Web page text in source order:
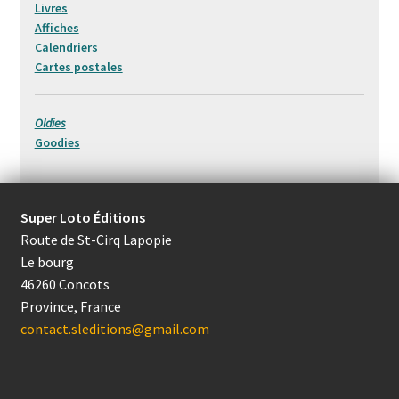
Livres
Affiches
Calendriers
Cartes postales
Oldies
Goodies
Super Loto Éditions
Route de St-Cirq Lapopie
Le bourg
46260 Concots
Province, France
contact.sleditions@gmail.com